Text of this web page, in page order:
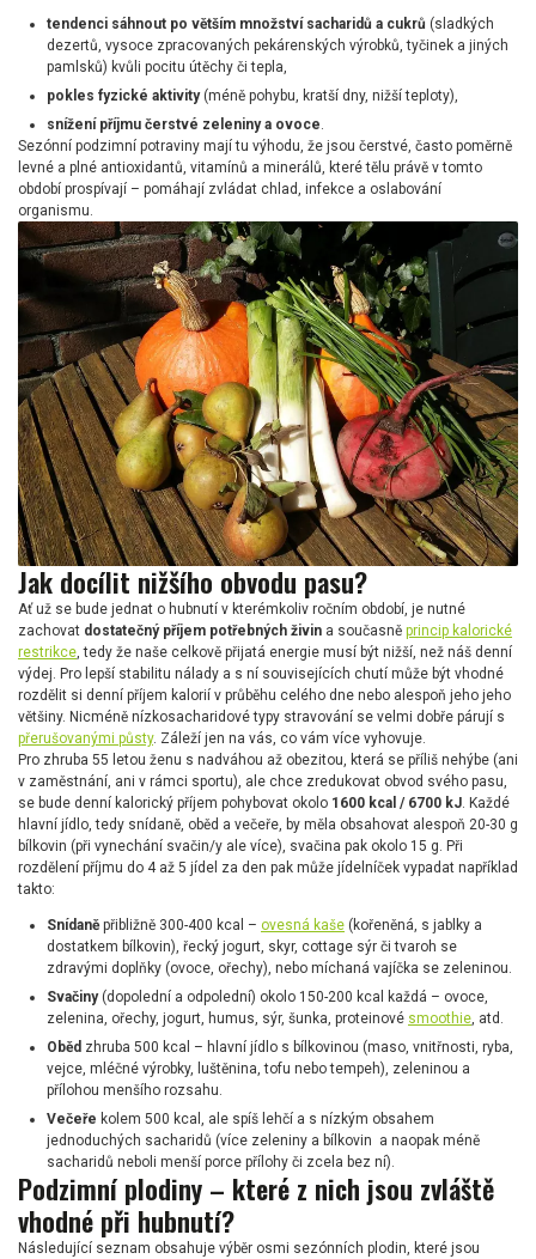
tendenci sáhnout po větším množství sacharidů a cukrů (sladkých
dezertů, vysoce zpracovaných pekárenských výrobků, tyčinek a jiných
pamlsků) kvůli pocitu útěchy či tepla,
pokles fyzické aktivity(méně pohybu, kratší dny, nižší teploty),
snížení příjmu čerstvé zeleniny a ovoce.
Sezónní podzimní potraviny mají tu výhodu, že jsou čerstvé, často poměrně
levné a plné antioxidantů, vitamínů a minerálů, které tělu právě v tomto
období prospívají – pomáhají zvládat chlad, infekce a oslabování
organismu.
Jak docílit nižšího obvodu pasu?
Ať už se bude jednat o hubnutí v kterémkoliv ročním období, je nutné
zachovat dostatečný příjem potřebných živin a současně princip kalorické
restrikce , tedy že naše celkově přijatá energie musí být nižší, než náš denní
výdej. Pro lepší stabilitu nálady a s ní souvisejících chutí může být vhodné
rozdělit si denní příjem kalorií v průběhu celého dne nebo alespoň jeho jeho
většiny. Nicméně nízkosacharidové typy stravování se velmi dobře párují s
přerušovanými půsty. Záleží jen na vás, co vám více vyhovuje.
Pro zhruba 55 letou ženu s nadváhou až obezitou, která se příliš nehýbe (ani
v zaměstnání, ani v rámci sportu), ale chce zredukovat obvod svého pasu,
se bude denní kalorický příjem pohybovat okolo 1600 kcal / 6700 kJ . Každé
hlavní jídlo, tedy snídaně, oběd a večeře, by měla obsahovat alespoň 20-30 g
bílkovin (při vynechání svačin/y ale více), svačina pak okolo 15 g. Při
rozdělení příjmu do 4 až 5 jídel za den pak může jídelníček vypadat například
takto:
Snídaněpřibližně 300-400 kcal – ovesná kaše (kořeněná, s jablky a
dostatkem bílkovin), řecký jogurt, skyr, cottage sýr či tvaroh se
zdravými doplňky (ovoce, ořechy), nebo míchaná vajíčka se zeleninou.
Svačiny(dopolední a odpolední) okolo 150-200 kcal každá – ovoce,
zelenina, ořechy, jogurt, humus, sýr, šunka, proteinové smoothie , atd.
Oběd zhruba 500 kcal – hlavní jídlo s bílkovinou (maso, vnitřnosti, ryba,
vejce, mléčné výrobky, luštěnina, tofu nebo tempeh), zeleninou a
přílohou menšího rozsahu.
Večeře kolem 500 kcal, ale spíš lehčí a s nízkým obsahem
jednoduchých sacharidů (více zeleniny a bílkovin a naopak méně
sacharidů neboli menší porce přílohy či zcela bez ní).
Podzimní plodiny – které z nich jsou zvláště
vhodné při hubnutí?
Následující seznam obsahuje výběr osmi sezónních plodin, které jsou